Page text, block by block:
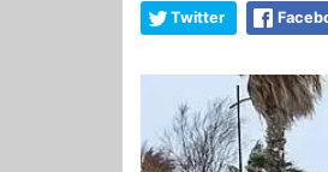
Twitter